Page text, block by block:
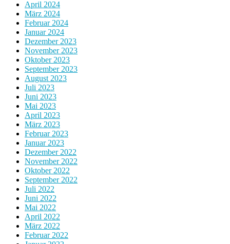
April 2024
März 2024
Februar 2024
Januar 2024
Dezember 2023
November 2023
Oktober 2023
September 2023
August 2023
Juli 2023
Juni 2023
Mai 2023
April 2023
März 2023
Februar 2023
Januar 2023
Dezember 2022
November 2022
Oktober 2022
September 2022
Juli 2022
Juni 2022
Mai 2022
April 2022
März 2022
Februar 2022